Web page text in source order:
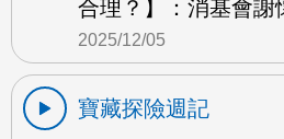
合理？】：消基會謝
2025/12/05
寶藏探險週記